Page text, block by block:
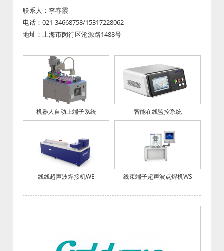
联系人：李春霞
电话：021-34668758/15317228062
地址：上海市闵行区沧源路1488号
机器人自动上端子系统 智能在线监控系统
线线超声波焊接机WE 线束端子超声波点焊机WS